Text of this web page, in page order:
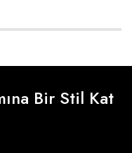
Bir Stil Kat